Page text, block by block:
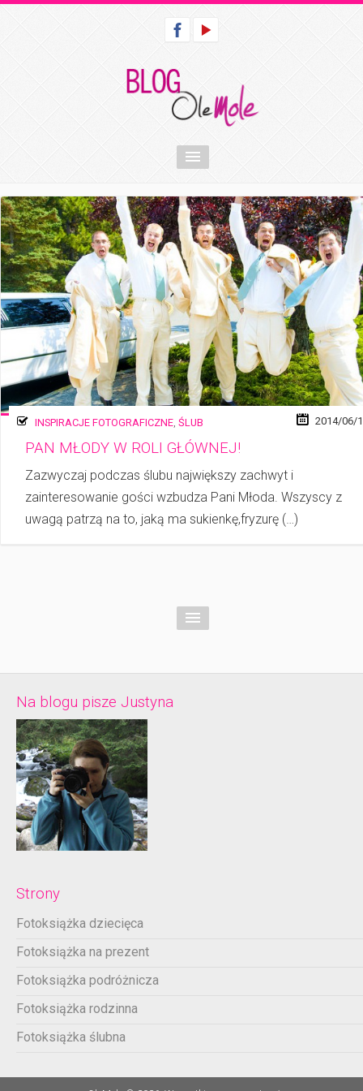
INSPIRACJE FOTOGRAFICZNE, ŚLUB 2014/06/
PAN MŁODY W ROLI GŁÓWNEJ!
Zazwyczaj podczas ślubu największy zachwyt i
zainteresowanie gości wzbudza Pani Młoda. Wszyscy z
uwagą patrzą na to, jaką ma sukienkę,fryzurę (…)
Na blogu pisze Justyna
Strony
Fotoksiążka dziecięca
Fotoksiążka na prezent
Fotoksiążka podróżnicza
Fotoksiążka rodzinna
Fotoksiążka ślubna